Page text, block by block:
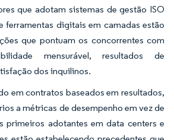
que adotam sistemas de gestão ISO
ferramentas digitais em camadas estão
que pontuam os concorrentes com
mensurável, resultados de
dos inquilinos.
em contratos baseados em resultados,
a métricas de desempenho em vez de
primeiros adotantes em data centers e